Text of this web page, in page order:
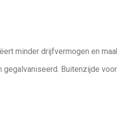
minder drijfvermogen en
Buitenzijde